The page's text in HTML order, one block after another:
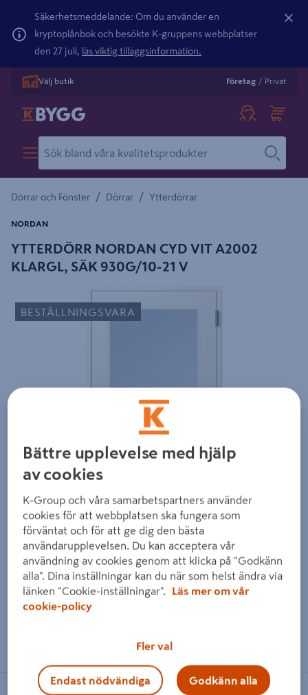
Säkerhetsmeddelande: Om du använder en
kryptoplånbok och besökte K-gruppens webbplatser
den 27 juli, läs viktig tilläggsinformation.
Välj butik Företag / Privat
Dörrar och Fönster / Dörrar / Ytterdörrar
YTTERDÖRR NORDAN CYD VIT A2002
KLARGL, SÄK 930G/10-21 V
NORDAN
Detaljerad beskrivning finns i produktbeskrivningsområdet
BESTÄLLNINGSVARA
Bättre upplevelse med hjälp
av cookies
K-Group och våra samarbetspartners använder
cookies för att webbplatsen ska fungera som
förväntat och för att ge dig den bästa
användarupplevelsen. Du kan acceptera vår
användning av cookies genom att klicka på "Godkänn
alla". Dina inställningar kan du när som helst ändra via
länken "Cookie-inställningar".
Läs mer om vår
cookie-policy
Fler val
Endast nödvändiga Godkänn alla